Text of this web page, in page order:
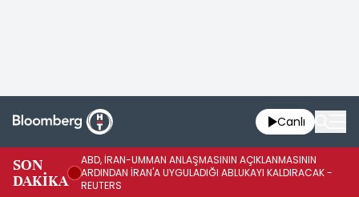
Canlı
SON
DAKİKA
ABD, İRAN-UMMAN ANLAŞMASININ AÇIKLANMASININ
ARDINDAN İRAN'A UYGULADIĞI ABLUKAYI KALDIRACAK -
REUTERS